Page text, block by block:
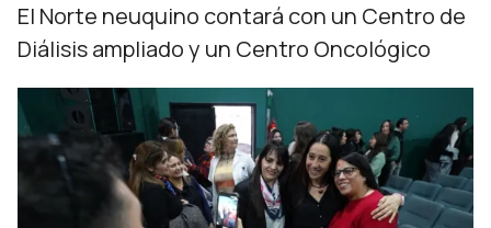
El Norte neuquino contará con un Centro de
Diálisis ampliado y un Centro Oncológico